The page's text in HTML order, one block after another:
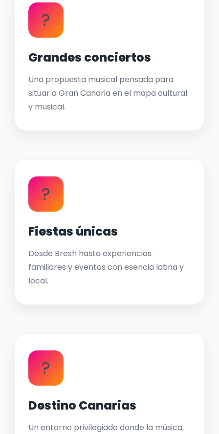
?
Grandes conciertos
Una propuesta musical pensada para
situar a Gran Canaria en el mapa cultural
y musical.
?
Fiestas únicas
Desde Bresh hasta experiencias
familiares y eventos con esencia latina y
local.
?
Destino Canarias
Un entorno privilegiado donde la música,